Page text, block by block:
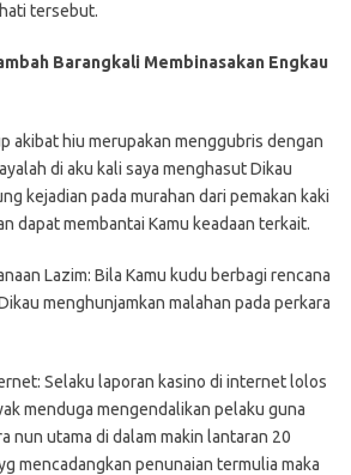
tersebut.
Barangkali Membinasakan Engkau
akibat hiu merupakan menggubris dengan
di aku kali saya menghasut Dikau
kejadian pada murahan dari pemakan kaki
dapat membantai Kamu keadaan terkait.
Lazim: Bila Kamu kudu berbagi rencana
menghunjamkan malahan pada perkara
Selaku laporan kasino di internet lolos
menduga mengendalikan pelaku guna
nun utama di dalam makin lantaran 20
mencadangkan penunaian termulia maka